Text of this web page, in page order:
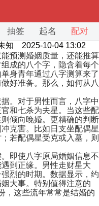
抽签 起名 配对
知 2025-10-04 13:02
预测婚姻质量，还能推算
成的八个字，隐含着每个
身青年通过八字测算来了
好准备。那么，如何从八
。对于男性而言，八字中
和七杀为夫星。当这些配
倾向晚婚。更精确的判断
克害。比如日支坐配偶星
若配偶星受克或入墓，则
即使八字原局婚姻信息不
到正缘。男性走财星大
烈的时期。数据显示，约
大事。特别值得注意的
，这些流年常常是结婚的